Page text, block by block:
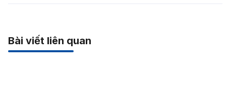
Bài viết liên quan